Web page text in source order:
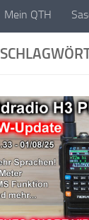
Mein QTH